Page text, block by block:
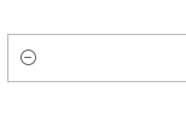
Quantity